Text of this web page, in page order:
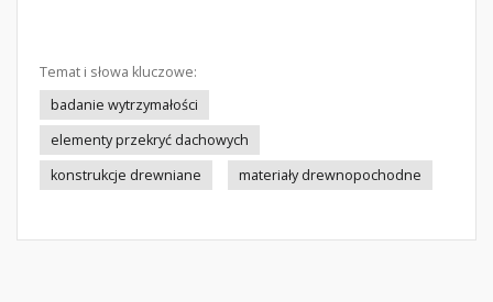
Temat i słowa kluczowe:
badanie wytrzymałości
elementy przekryć dachowych
konstrukcje drewniane
materiały drewnopochodne